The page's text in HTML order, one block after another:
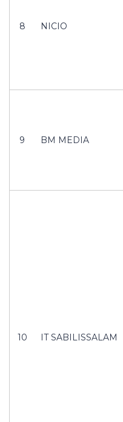
8 NICIO
9 BM MEDIA
10 IT SABILISSALAM